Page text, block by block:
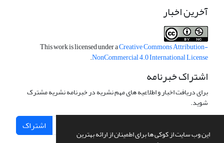
این وب سایت از کوکی ها برای اطمینان از ارائه بهترین
آخرین اخبار
This work is licensed under aCreative Commons Attribution-
NonCommercial 4.0 International License
.
اشتراک خبرنامه
برای دریافت اخبار و اطلاعیه های مهم نشریه در خبرنامه نشریه مشترک
شوید.
اشتراک